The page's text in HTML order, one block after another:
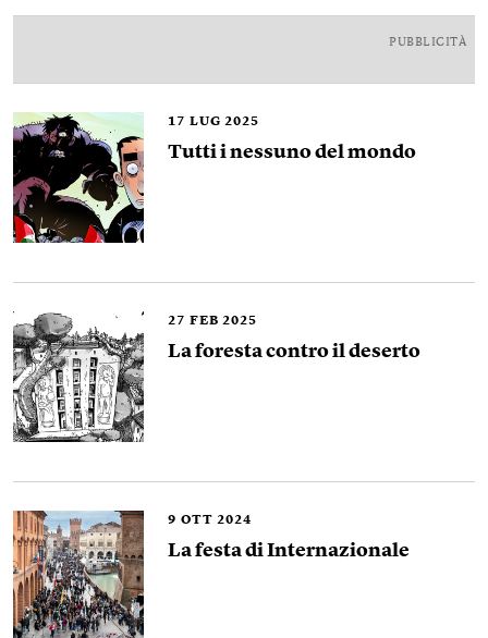
PUBBLICITÀ
17 LUG 2025
Tutti i nessuno del mondo
27 FEB 2025
La foresta contro il deserto
9 OTT 2024
La festa di Internazionale